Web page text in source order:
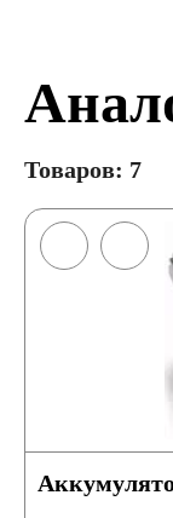
Товаров: 7